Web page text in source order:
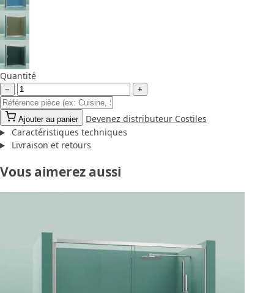
Quantité
− +
Ajouter au panier
Devenez distributeur Costiles
Caractéristiques techniques
Livraison et retours
Vous aimerez aussi